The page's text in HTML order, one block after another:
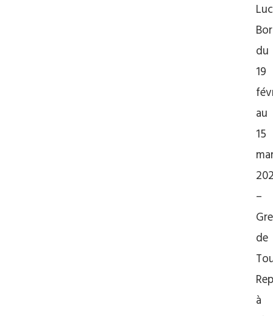
du
19
au
15
–
de
à